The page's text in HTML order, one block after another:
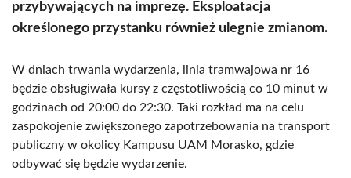
przybywających na imprezę. Eksploatacja
określonego przystanku również ulegnie zmianom.
W dniach trwania wydarzenia, linia tramwajowa nr 16
będzie obsługiwała kursy z częstotliwością co 10 minut w
godzinach od 20:00 do 22:30. Taki rozkład ma na celu
zaspokojenie zwiększonego zapotrzebowania na transport
publiczny w okolicy Kampusu UAM Morasko, gdzie
odbywać się będzie wydarzenie.